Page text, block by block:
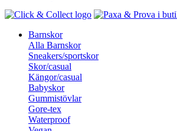
Barnskor
Alla Barnskor
Sneakers/sportskor
Skor/casual
Kängor/casual
Babyskor
Gummistövlar
Gore-tex
Waterproof